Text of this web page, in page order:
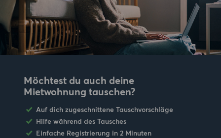
Möchtest du auch deine
Mietwohnung tauschen?
Auf dich zugeschnittene Tauschvorschläge
Hilfe während des Tausches
Einfache Registrierung in 2 Minuten